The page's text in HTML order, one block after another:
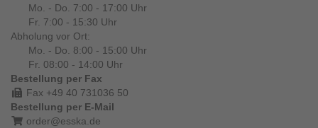
Mo. - Do. 7:00 - 17:00 Uhr
Fr. 7:00 - 15:30 Uhr
Abholung vor Ort:
Mo. - Do. 8:00 - 15:00 Uhr
Fr. 08:00 - 14:00 Uhr
Bestellung per Fax
Fax +49 40 731036 50
Bestellung per E-Mail
order@esska.de